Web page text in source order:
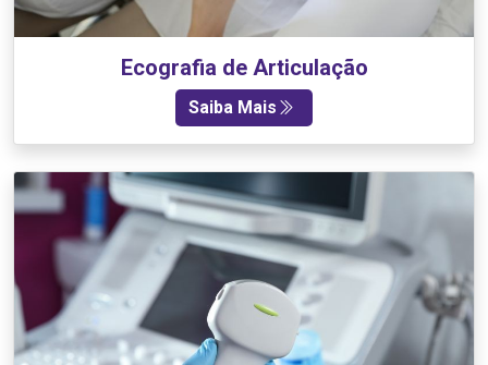
Ecografia de Articulação
Saiba Mais